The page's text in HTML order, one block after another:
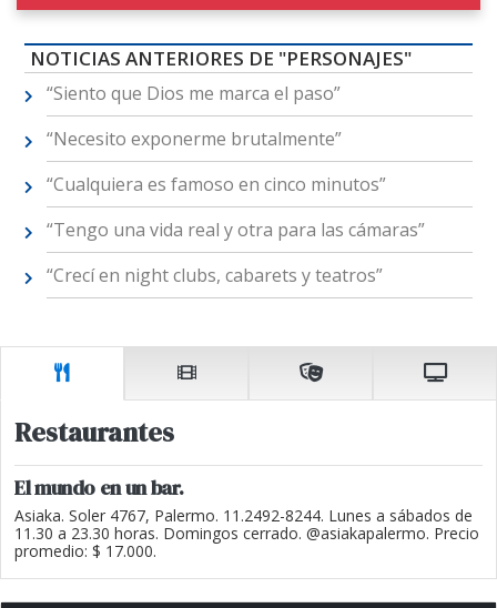
NOTICIAS ANTERIORES DE "PERSONAJES"
“Siento que Dios me marca el paso”
“Necesito exponerme brutalmente”
“Cualquiera es famoso en cinco minutos”
“Tengo una vida real y otra para las cámaras”
“Crecí en night clubs, cabarets y teatros”
Restaurantes
El mundo en un bar.
Asiaka. Soler 4767, Palermo. 11.2492-8244. Lunes a sábados de
11.30 a 23.30 horas. Domingos cerrado. @asiakapalermo. Precio
promedio: $ 17.000.